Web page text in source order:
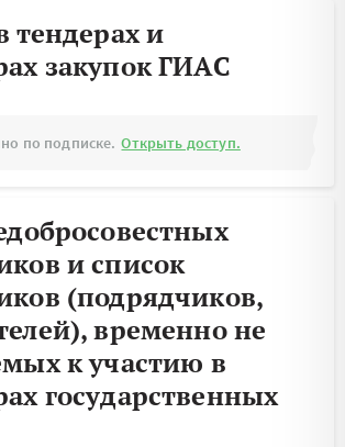
тендерах и
закупок ГИАС
по подписке. Открыть доступ.
и список
(подрядчиков,
временно не
к участию в
государственных